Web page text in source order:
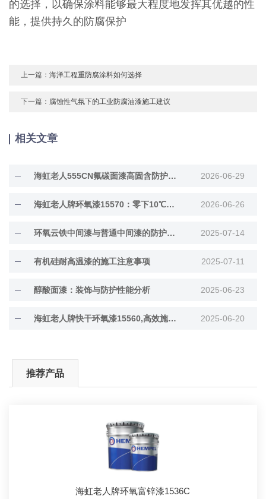
的选择，以确保涂料能够最大程度地发挥其优越的性
能，提供持久的防腐保护
上一篇：海洋工程重防腐涂料如何选择
下一篇： 腐蚀性气氛下的工业防腐油漆施工建议
相关文章
海虹老人555CN氟碳面漆高固含防护面漆 2026-06-29
海虹老人牌环氧漆15570：零下10℃低温固化 2026-06-26
环氧云铁中间漆与普通中间漆的防护差异解析 2025-07-14
有机硅耐高温漆的施工注意事项 2025-07-11
醇酸面漆：装饰与防护性能分析 2025-06-23
海虹老人牌快干环氧漆15560,高效施工与长效防··· 2025-06-20
推荐产品
海虹老人牌环氧富锌漆1536C